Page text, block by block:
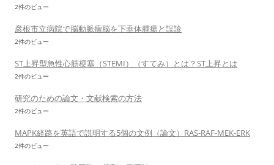
2件のビュー
彦根市立病院で脳動脈瘤脳を下垂体腫瘍と誤診
2件のビュー
ST上昇型急性心筋梗塞（STEMI）（すてみ）とは？ST上昇とは
2件のビュー
研究のための論文・文献検索の方法
2件のビュー
MAPK経路を英語で説明する5個の文例（論文）RAS-RAF-MEK-ERK
2件のビュー